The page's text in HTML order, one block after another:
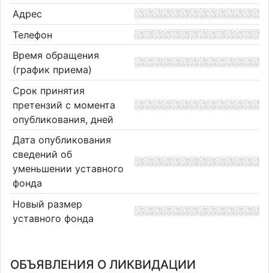
Адрес
Телефон
Время обращения
(график приема)
Срок принятия
претензий с момента
опубликования, дней
Дата опубликования
сведений об
уменьшении уставного
фонда
Новый размер
уставного фонда
ОБЪЯВЛЕНИЯ О ЛИКВИДАЦИИ